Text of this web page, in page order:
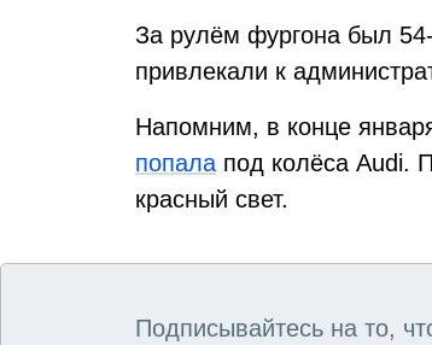
За рулём фургона был
привлекали к
Напомним, в конце
попала под колёса Audi.
красный свет.
Подписывайтесь на то,